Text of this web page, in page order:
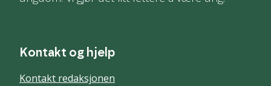
Kontakt og hjelp
Kontakt redaksjonen